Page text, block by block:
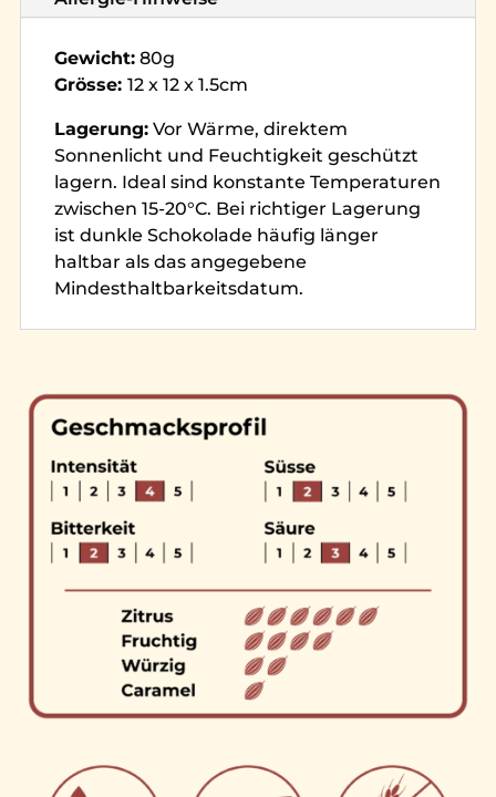
Gewicht:80g
Grösse: 12 x 12 x 1.5cm
Lagerung:Vor Wärme, direktem
Sonnenlicht und Feuchtigkeit geschützt
lagern. Ideal sind konstante Temperaturen
zwischen 15-20°C. Bei richtiger Lagerung
ist dunkle Schokolade häufig länger
haltbar als das angegebene
Mindesthaltbarkeitsdatum.